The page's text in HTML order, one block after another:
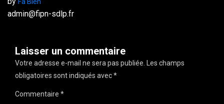
Fa Bien
admin@fipn-sdlp.fr
Laisser un commentaire
Votre adresse e-mail ne sera pas publiée. Les champs
obligatoires sont indiqués avec*
Commentaire *